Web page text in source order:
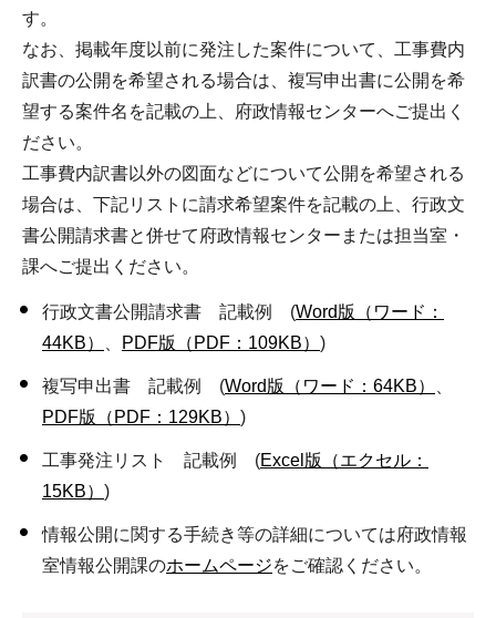
す。
なお、掲載年度以前に発注した案件について、工事費内
訳書の公開を希望される場合は、複写申出書に公開を希
望する案件名を記載の上、府政情報センターへご提出く
ださい。
工事費内訳書以外の図面などについて公開を希望される
場合は、下記リストに請求希望案件を記載の上、行政文
書公開請求書と併せて府政情報センターまたは担当室・
課へご提出ください。
行政文書公開請求書 記載例 (Word版（ワード：
44KB）
PDF版（PDF：109KB） )
複写申出書 記載例 (Word版（ワード：64KB）
PDF版（PDF：129KB） )
工事発注リスト 記載例 (Excel版（エクセル：
15KB） )
情報公開に関する手続き等の詳細については府政情報
室情報公開課のホームページをご確認ください。